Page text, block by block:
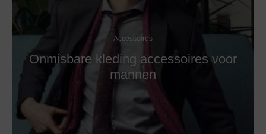
Accessoires
Onmisbare kleding accessoires voor
mannen